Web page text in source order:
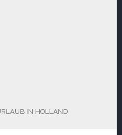
IN HOLLAND